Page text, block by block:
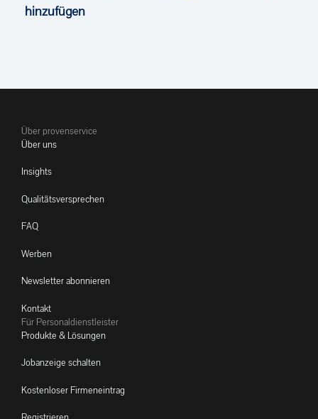
hinzufügen
Über provenservice
Über uns
Insights
Qualitätsversprechen
FAQ
Werben
Newsletter abonnieren
Kontakt
Für Personaldienstleister
Produkte & Lösungen
Jobanzeige schalten
Kostenloser Firmeneintrag